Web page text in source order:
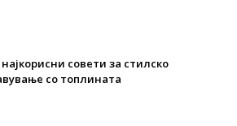
совети за стилско
со топлината